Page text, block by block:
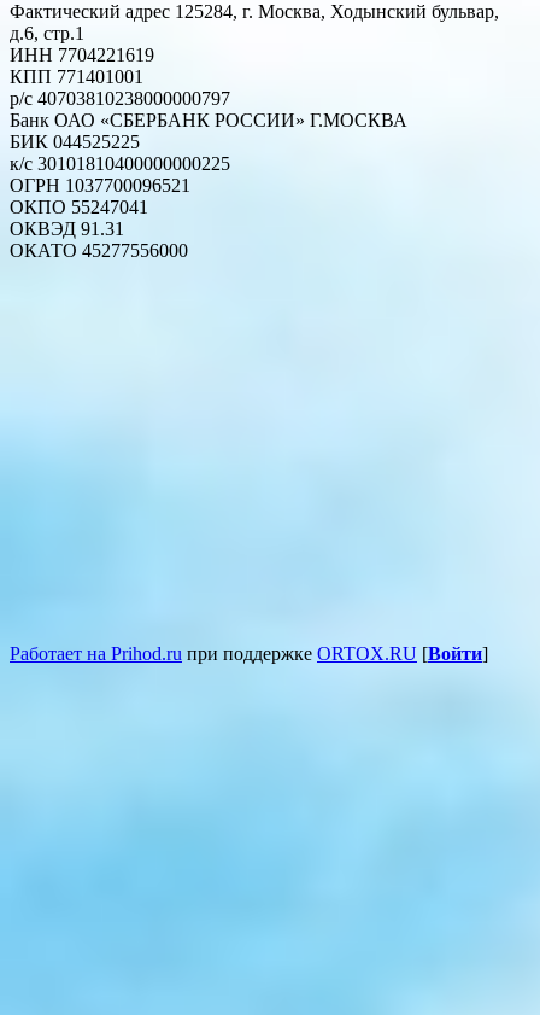
Фактический адрес 125284, г. Москва, Ходынский бульвар,
д.6, стр.1
ИНН 7704221619
КПП 771401001
р/с 40703810238000000797
Банк ОАО «СБЕРБАНК РОССИИ» Г.МОСКВА
БИК 044525225
к/с 30101810400000000225
ОГРН 1037700096521
ОКПО 55247041
ОКВЭД 91.31
ОКАТО 45277556000
Работает на Prihod.ru при поддержке ORTOX.RU [Войти]